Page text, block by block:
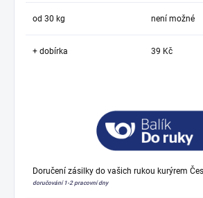
od 30 kg není možné
+ dobírka 39 Kč
Doručení zásilky do vašich rukou kurýrem
doručování 1-2 pracovní dny